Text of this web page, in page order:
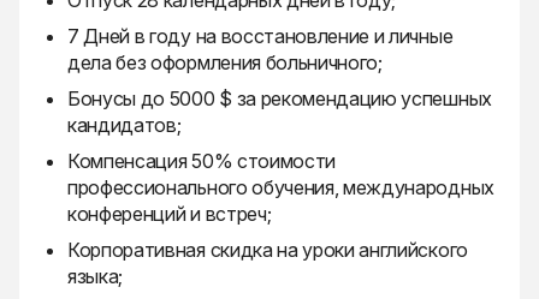
7 Дней в году на восстановление и личные
дела без оформления больничного;
Бонусы до 5000 $ за рекомендацию успешных
кандидатов;
Компенсация 50% стоимости
профессионального обучения, международных
конференций и встреч;
Корпоративная скидка на уроки английского
языка;